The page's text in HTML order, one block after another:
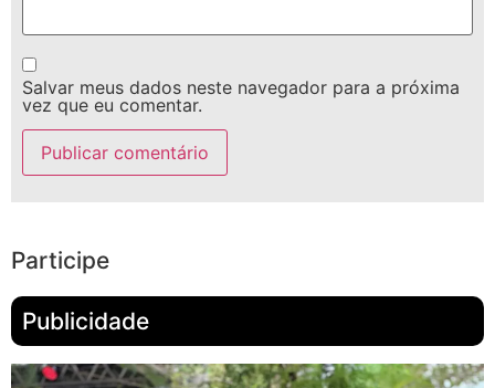
Salvar meus dados neste navegador para a próxima
vez que eu comentar.
Participe
Publicidade